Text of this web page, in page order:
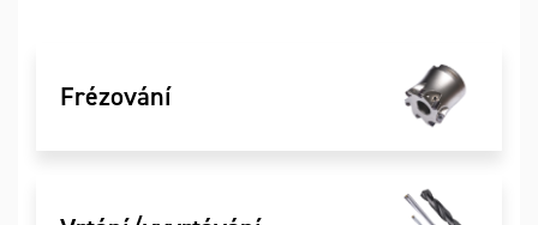
Frézování